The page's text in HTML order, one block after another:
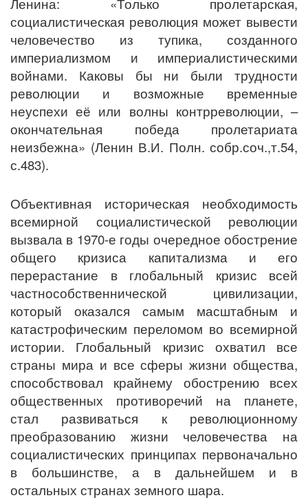
Ленина: «Только пролетарская,
социалистическая революция может вывести
человечество из тупика, созданного
империализмом и империалистическими
войнами. Каковы бы ни были трудности
революции и возможные временные
неуспехи её или волны контрреволюции, –
окончательная победа пролетариата
неизбежна» (Ленин В.И. Полн. собр.соч.,т.54,
с.483).
Объективная историческая необходимость
всемирной социалистической революции
вызвала в 1970-е годы очередное обострение
общего кризиса капитализма и его
перерастание в глобальный кризис всей
частнособственнической цивилизации,
который оказался самым масштабным и
катастрофическим переломом во всемирной
истории. Глобальный кризис охватил все
страны мира и все сферы жизни общества,
способствовал крайнему обострению всех
общественных противоречий на планете,
стал развиваться к революционному
преобразованию жизни человечества на
социалистических принципах первоначально
в большинстве, а в дальнейшем и в
остальных странах земного шара.